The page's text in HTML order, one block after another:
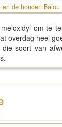
en de honden
om te
overdag heel
soort van